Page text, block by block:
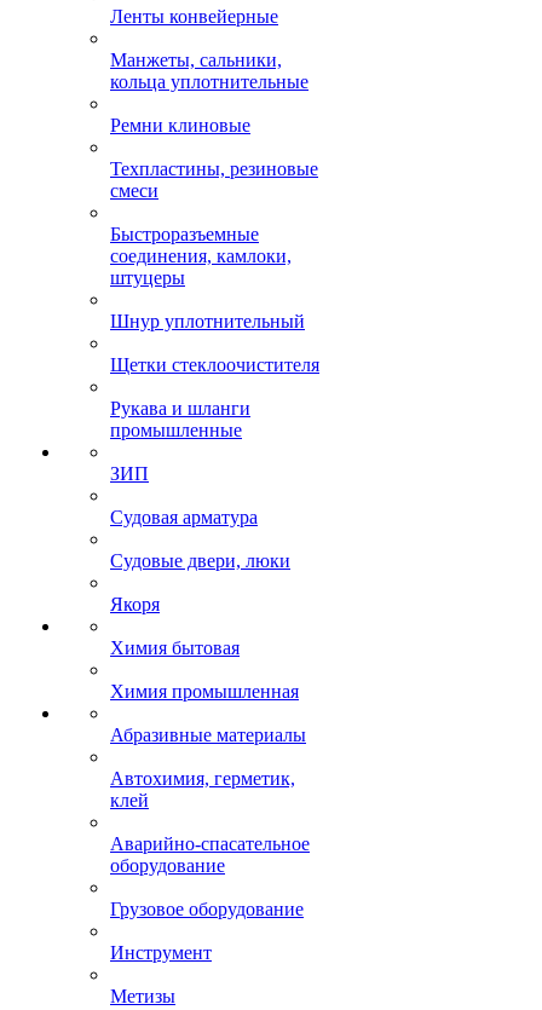
Ленты конвейерные
Манжеты, сальники,
кольца уплотнительные
Ремни клиновые
Техпластины, резиновые
смеси
Быстроразъемные
соединения, камлоки,
штуцеры
Шнур уплотнительный
Щетки стеклоочистителя
Рукава и шланги
промышленные
ЗИП
Судовая арматура
Судовые двери, люки
Якоря
Химия бытовая
Химия промышленная
Абразивные материалы
Автохимия, герметик,
клей
Аварийно-спасательное
оборудование
Грузовое оборудование
Инструмент
Метизы